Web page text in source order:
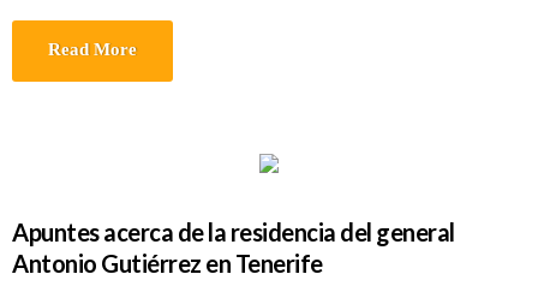
Read More
Apuntes acerca de la residencia del general
Antonio Gutiérrez en Tenerife